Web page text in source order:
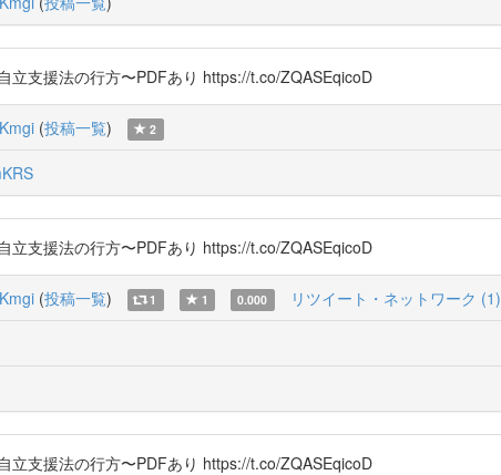
立支援法の行方〜PDFあり https://t.co/ZQASEqicoD
(投稿一覧) 2
立支援法の行方〜PDFあり https://t.co/ZQASEqicoD
(投稿一覧) 1 1 0.000 リツイート・ネットワーク (1)
立支援法の行方〜PDFあり https://t.co/ZQASEqicoD